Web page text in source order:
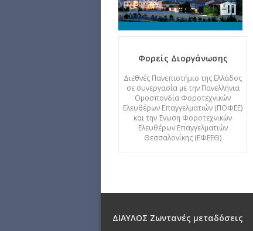
Φορείς Διοργάνωσης
Διεθνές Πανεπιστήμιο της Ελλάδος
σε συνεργασία με την Πανελλήνια
Ομοσπονδία Φοροτεχνικών
Ελευθέρων Επαγγελματιών (ΠΟΦΕΕ)
και την Ένωση Φοροτεχνικών
Ελευθέρων Επαγγελματιών
Θεσσαλονίκης (ΕΦΕΕΘ)
ΔΙΑΥΛΟΣ Ζωντανές μεταδόσεις